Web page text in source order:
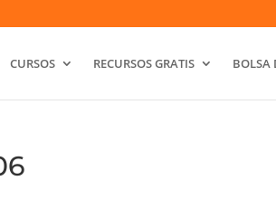
CURSOS RECURSOS GRATIS BOLSA